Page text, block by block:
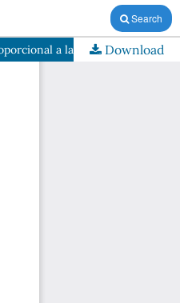
Search
a la velocidadDownload